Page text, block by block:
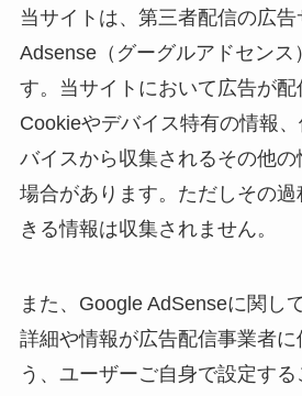
当サイトは、第三者配信の広
Adsense（グーグルアドセンス
す。当サイトにおいて広告が配
Cookieやデバイス特有の情報
バイスから収集されるその他
場合があります。ただしその
きる情報は収集されません。
また、Google AdSenseに関し
詳細や情報が広告配信事業者に
う、ユーザーご自身で設定する